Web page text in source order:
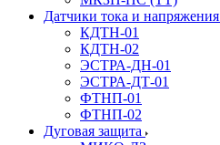
Датчики тока и напряжения
КДТН-01
КДТН-02
ЭСТРА-ДН-01
ЭСТРА-ДТ-01
ФТНП-01
ФТНП-02
Дуговая защита